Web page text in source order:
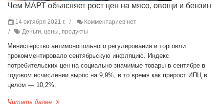
Чем МАРТ объясняет рост цен на мясо, овощи и бензин
14 октября 2021 г.
Комментариев нет
Деньги, цены, продукты
Министерство антимонопольного регулирования и торговли
прокомментировало сентябрьскую инфляцию. Индекс
потребительских цен на социально значимые товары в сентябре в
годовом исчислении вырос на 9,9%, в то время как прирост ИПЦ в
целом — 10,2%.
Читать далее